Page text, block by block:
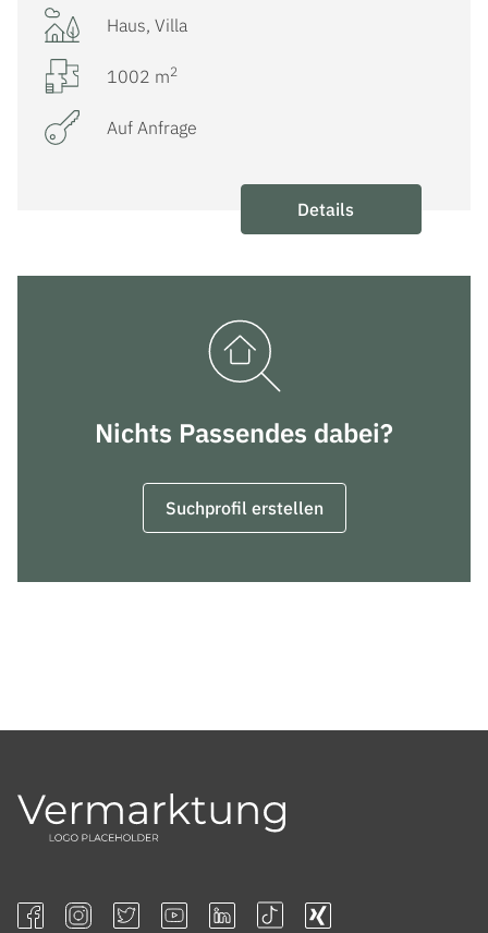
Haus, Villa
1002 m2
Auf Anfrage
Details
Nichts Passendes dabei?
Suchprofil erstellen